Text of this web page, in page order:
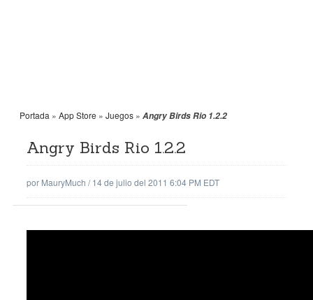
Portada » App Store » Juegos » Angry Birds Rio 1.2.2
Angry Birds Rio 1.2.2
por MauryMuch /14 de julio del 2011 6:04 PM EDT